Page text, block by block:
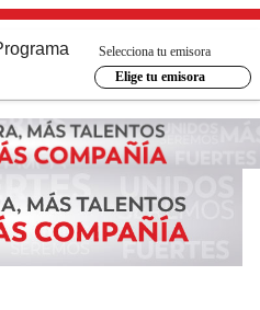
Selecciona tu emisora
Elige tu emisora